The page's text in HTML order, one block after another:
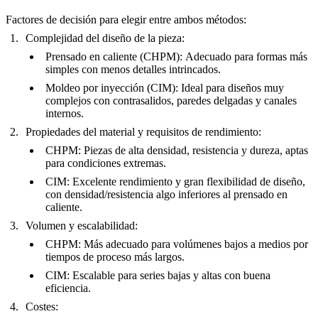
Factores de decisión para elegir entre ambos métodos:
Complejidad del diseño de la pieza:
Prensado en caliente (CHPM): Adecuado para formas más
simples con menos detalles intrincados.
Moldeo por inyección (CIM): Ideal para diseños muy
complejos con contrasalidos, paredes delgadas y canales
internos.
Propiedades del material y requisitos de rendimiento:
CHPM: Piezas de alta densidad, resistencia y dureza, aptas
para condiciones extremas.
CIM: Excelente rendimiento y gran flexibilidad de diseño,
con densidad/resistencia algo inferiores al prensado en
caliente.
Volumen y escalabilidad:
CHPM: Más adecuado para volúmenes bajos a medios por
tiempos de proceso más largos.
CIM: Escalable para series bajas y altas con buena
eficiencia.
Costes: